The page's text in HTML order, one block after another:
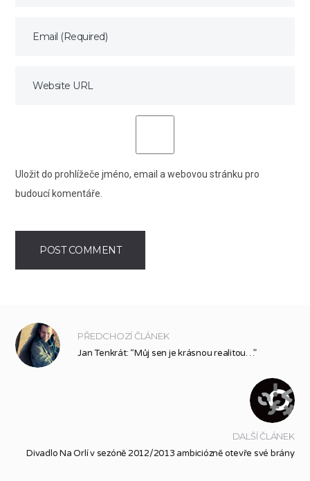
Uložit do prohlížeče jméno, email a webovou stránku pro
budoucí komentáře.
PŘEDCHOZÍ ČLÁNEK
Jan Tenkrát: “Můj sen je krásnou realitou…”
DALŠÍ ČLÁNEK
Divadlo Na Orlí v sezóně 2012/2013 ambiciózně otevře své brány